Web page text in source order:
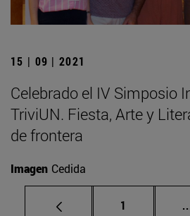
15 | 09 | 2021
Celebrado el IV Simposio
TriviUN. Fiesta, Arte y
de frontera
Imagen Cedida
Página
1